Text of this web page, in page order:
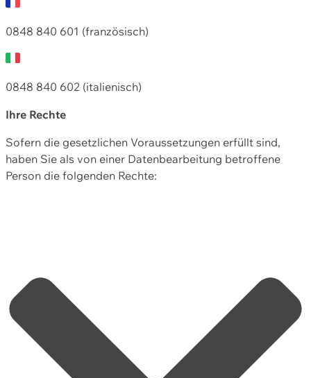
0848 840 601 (französisch)
0848 840 602 (italienisch)
Ihre Rechte
Sofern die gesetzlichen Voraussetzungen erfüllt sind,
haben Sie als von einer Datenbearbeitung betroffene
Person die folgenden Rechte: